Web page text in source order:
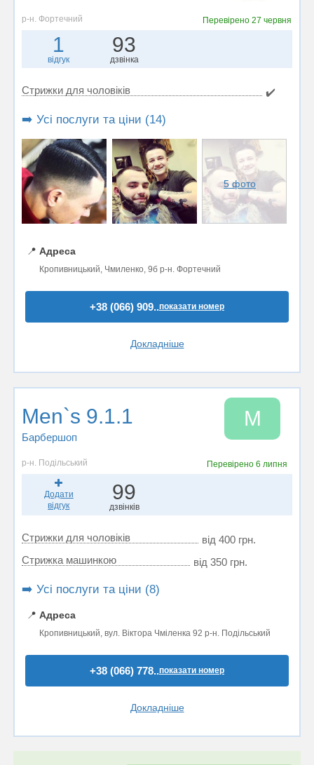
р-н. Фортечний Перевірено27 червня
1
відгук
93
дзвінка
Стрижки для чоловіків ✔️
➡️ Усі послуги та ціни (14)
5 фото
📍 Адреса
Кропивницький, Чмиленко, 9б р-н. Фортечний
+38 (066) 909..показати номер
Докладніше
Men`s 9.1.1
Барбершоп
M
р-н. Подільський Перевірено6 липня
Додати
відгук
99
дзвінків
Стрижки для чоловіків
від 400 грн.
Стрижка машинкою
від 350 грн.
➡️ Усі послуги та ціни (8)
📍 Адреса
Кропивницький, вул. Віктора Чміленка 92 р-н. Подільський
+38 (066) 778..показати номер
Докладніше